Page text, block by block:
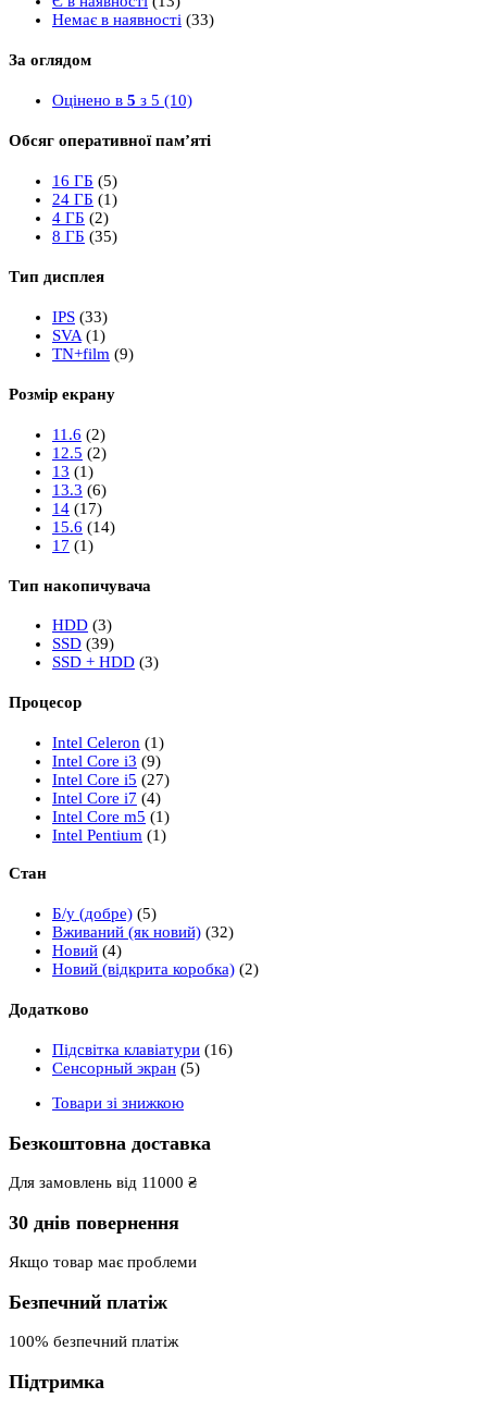
Немає в наявності (33)
За оглядом
Оцінено в 5 з 5 (10)
Обсяг оперативної пам’яті
16 ГБ (5)
24 ГБ (1)
4 ГБ (2)
8 ГБ (35)
Тип дисплея
IPS (33)
SVA (1)
TN+film (9)
Розмір екрану
11.6 (2)
12.5 (2)
13 (1)
13.3 (6)
14 (17)
15.6 (14)
17 (1)
Тип накопичувача
HDD (3)
SSD (39)
SSD + HDD (3)
Процесор
Intel Celeron (1)
Intel Core i3 (9)
Intel Core i5 (27)
Intel Core i7 (4)
Intel Core m5 (1)
Intel Pentium (1)
Стан
Б/у (добре) (5)
Вживаний (як новий) (32)
Новий (4)
Новий (відкрита коробка) (2)
Додатково
Підсвітка клавіатури (16)
Сенсорный экран (5)
Товари зі знижкою
Безкоштовна доставка
Для замовлень від 11000 ₴
30 днів повернення
Якщо товар має проблеми
Безпечний платіж
100% безпечний платіж
Підтримка